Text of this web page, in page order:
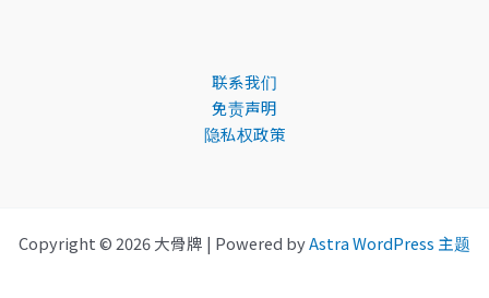
联系我们
免责声明
隐私权政策
Copyright © 2026 大骨牌 | Powered byAstra WordPress 主题